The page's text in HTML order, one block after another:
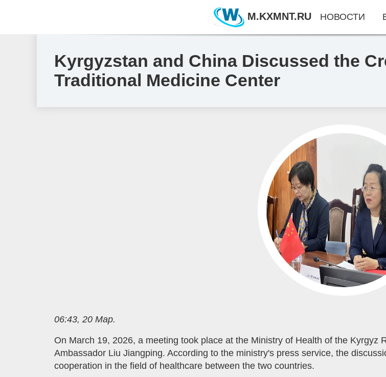
Kyrgyzstan and China Discussed the
Traditional Medicine Center
06:43, 20 Мар.
On March 19, 2026, a meeting took place at the Ministry of Health of the Kyrgyz
Ambassador Liu Jiangping. According to the ministry's press service, the
cooperation in the field of healthcare between the two countries.
M.KXMNT.RU НОВОСТИ